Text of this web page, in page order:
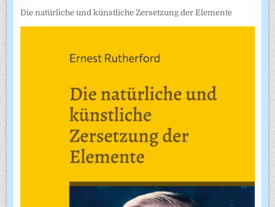
Die natürliche und künstliche Zersetzung der Elemente